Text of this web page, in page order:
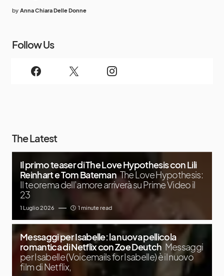
by Anna Chiara Delle Donne
Follow Us
The Latest
Il primo teaser di The Love Hypothesis con Lili
Reinhart e Tom Bateman The Love Hypothesis:
Il teorema dell’amore arriverà su Prime Video il
23
1 Luglio 2026 1 minute read
Messaggi per Isabelle: la nuova pellicola
romantica di Netflix con Zoe Deutch Messaggi
per Isabelle (Voicemails for Isabelle) è il nuovo
film di Netflix,